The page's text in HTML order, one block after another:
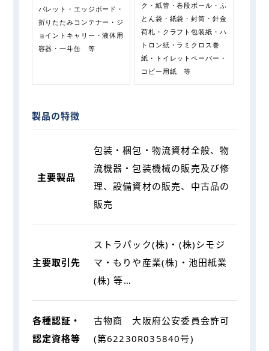
パレット・エッジボード・
折りたたみコンテナー・ジ
ョイントキャリー・液体用
容器・一斗缶 等
ク・紙管・巻段ボール・ふ
とん袋・紙袋・封筒・針金
荷札・クラフト包装紙・ハ
トロン紙・ラミクロス巻
紙・トイレットペーパー・
コピー用紙 等
製品の特徴
主要製品
包装・梱包・物流資材全般、物
流機器・包装機械の販売及び修
理、設備資材の販売、中古品の
販売
主要取引先
ストラパック(株)・(株)シモジ
マ・もりや産業(株)・池田紙業
(株) 等…
各種認証・
認定資格等
古物商 大阪府公安委員会許可
(第62230R035840号)